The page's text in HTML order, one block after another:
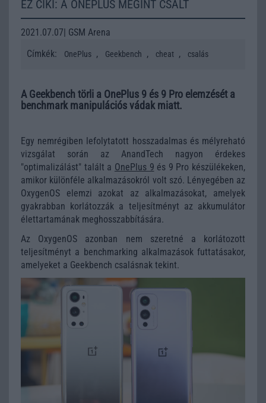
EZ CIKI: A ONEPLUS MEGINT CSALT
2021.07.07| GSM Arena
Címkék:
OnePlus , Geekbench , cheat , csalás
A Geekbench törli a OnePlus 9 és 9 Pro elemzését a
benchmark manipulációs vádak miatt.
Egy nemrégiben lefolytatott hosszadalmas és mélyreható
vizsgálat során az AnandTech nagyon érdekes
"optimalizálást" talált a OnePlus 9 és 9 Pro készülékeken,
amikor különféle alkalmazásokról volt szó. Lényegében az
OxygenOS elemzi azokat az alkalmazásokat, amelyek
gyakrabban korlátozzák a teljesítményt az akkumulátor
élettartamának meghosszabbítására.
Az OxygenOS azonban nem szeretné a korlátozott
teljesítményt a benchmarking alkalmazások futtatásakor,
amelyeket a Geekbench csalásnak tekint.